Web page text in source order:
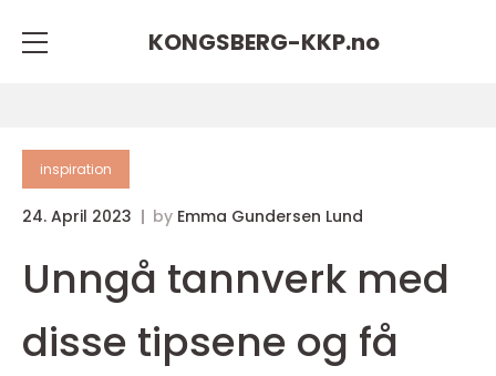
KONGSBERG-KKP.no
inspiration
24. April 2023 by Emma Gundersen Lund
Unngå tannverk med
disse tipsene og få